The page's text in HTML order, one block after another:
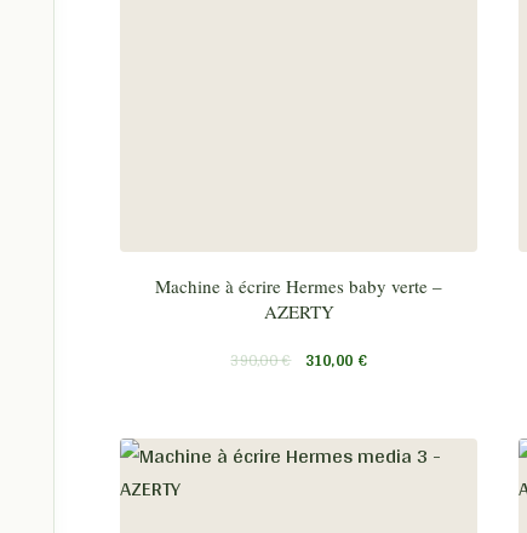
Machine à écrire Hermes baby verte –
AZERTY
390,00€ 310,00 €